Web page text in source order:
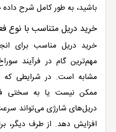
باشید، به طور کامل شرح
خرید دریل متناسب با نوع
خرید دریل مناسب برای
مهم‌ترین گام در فرآیند
مشابه است. در شرایطی که
ممکن نیست یا به سختی
دریل‌های شارژی می‌تواند
افزایش دهد. از طرف دیگر،